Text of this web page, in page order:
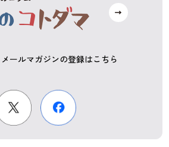
メールマガジンの登録はこちら